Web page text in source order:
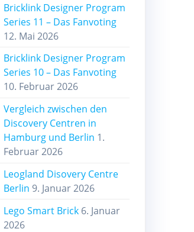
Bricklink Designer Program
Series 11 – Das Fanvoting
12. Mai 2026
Bricklink Designer Program
Series 10 – Das Fanvoting
10. Februar 2026
Vergleich zwischen den
Discovery Centren in
Hamburg und Berlin 1.
Februar 2026
Leogland Disovery Centre
Berlin 9. Januar 2026
Lego Smart Brick 6. Januar
2026